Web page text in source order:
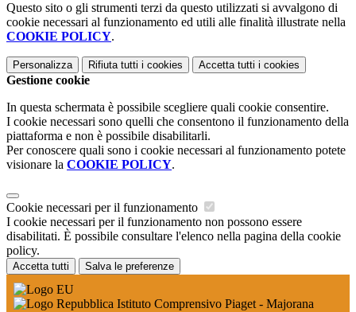
Questo sito o gli strumenti terzi da questo utilizzati si avvalgono di
cookie necessari al funzionamento ed utili alle finalità illustrate nella
COOKIE POLICY.
Personalizza Rifiuta tutti i cookies Accetta tutti i cookies
Gestione cookie
In questa schermata è possibile scegliere quali cookie consentire.
I cookie necessari sono quelli che consentono il funzionamento della
piattaforma e non è possibile disabilitarli.
Per conoscere quali sono i cookie necessari al funzionamento potete
visionare la COOKIE POLICY.
Cookie necessari per il funzionamento
I cookie necessari per il funzionamento non possono essere
disabilitati. È possibile consultare l'elenco nella pagina della cookie
policy.
Accetta tutti Salva le preferenze
Istituto Comprensivo Piaget - Majorana